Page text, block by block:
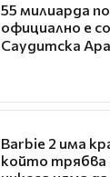
55 милиарда
официално е
Саудитска
Barbie 2 има
който трябва